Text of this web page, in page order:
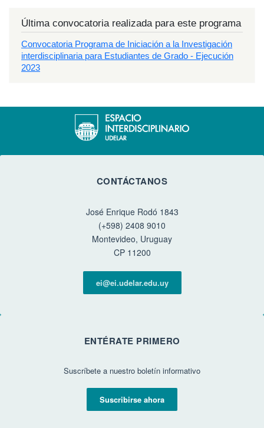
Última convocatoria realizada para este programa
Convocatoria Programa de Iniciación a la Investigación
interdisciplinaria para Estudiantes de Grado - Ejecución
2023
CONTÁCTANOS
José Enrique Rodó 1843
(+598) 2408 9010
Montevideo, Uruguay
CP 11200
ei@ei.udelar.edu.uy
ENTÉRATE PRIMERO
Suscríbete a nuestro boletín informativo
Suscribirse ahora